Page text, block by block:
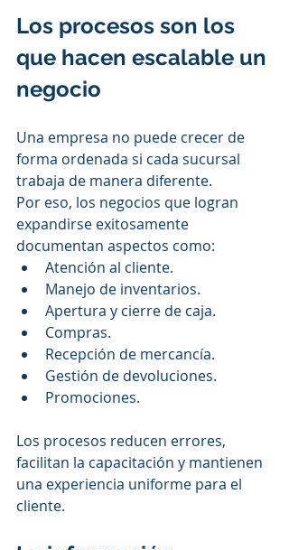
Los procesos son los
que hacen escalable un
negocio
Una empresa no puede crecer de
forma ordenada si cada sucursal
trabaja de manera diferente.
Por eso, los negocios que logran
expandirse exitosamente
documentan aspectos como:
Atención al cliente.
Manejo de inventarios.
Apertura y cierre de caja.
Compras.
Recepción de mercancía.
Gestión de devoluciones.
Promociones.
Los procesos reducen errores,
facilitan la capacitación y mantienen
una experiencia uniforme para el
cliente.